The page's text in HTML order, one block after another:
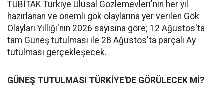
TÜBİTAK Türkiye Ulusal Gözlemevleri'nin her yıl
hazırlanan ve önemli gök olaylarına yer verilen Gök
Olayları Yıllığı'nın 2026 sayısına göre; 12 Ağustos'ta
tam Güneş tutulması ile 28 Ağustos'ta parçalı Ay
tutulması gerçekleşecek.
GÜNEŞ TUTULMASI TÜRKİYE'DE GÖRÜLECEK Mİ?